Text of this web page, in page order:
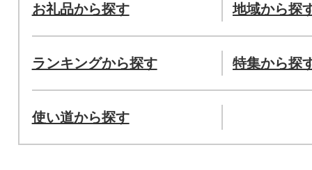
お礼品から探す 地域から探
ランキングから探す 特集から探
使い道から探す